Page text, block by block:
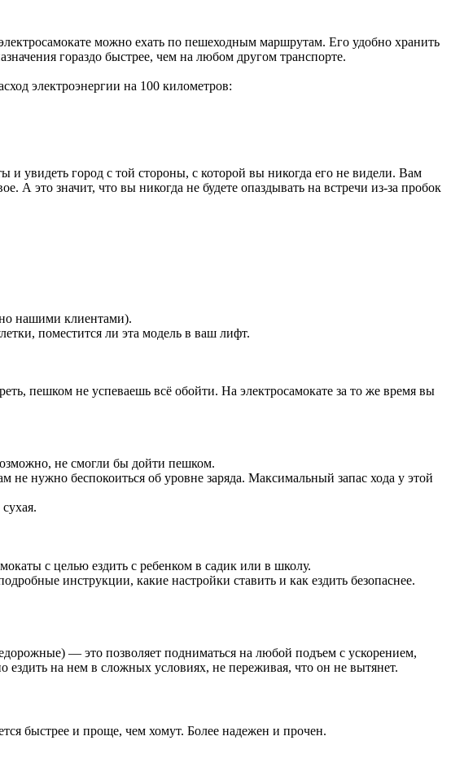
можно ехать по пешеходным маршрутам. Его удобно хранить
гораздо быстрее, чем на любом другом транспорте.
электроэнергии на 100 километров:
увидеть город с той стороны, с которой вы никогда его не видели. Вам
А это значит, что вы никогда не будете опаздывать на встречи из-за пробок
нашими клиентами).
поместится ли эта модель в ваш лифт.
пешком не успеваешь всё обойти. На электросамокате за то же время вы
не смогли бы дойти пешком.
не нужно беспокоиться об уровне заряда. Максимальный запас хода у этой
с целью ездить с ребенком в садик или в школу.
инструкции, какие настройки ставить и как ездить безопаснее.
— это позволяет подниматься на любой подъем с ускорением,
ездить на нем в сложных условиях, не переживая, что он не вытянет.
быстрее и проще, чем хомут. Более надежен и прочен.